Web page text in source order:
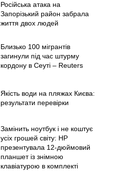
Російська атака на
Запорізький район забрала
життя двох людей
Близько 100 мігрантів
загинули під час штурму
кордону в Сеуті – Reuters
Якість води на пляжах Києва:
результати перевірки
Замінить ноутбук і не коштує
усіх грошей світу: HP
презентувала 12-дюймовий
планшет із знімною
клавіатурою в комплекті